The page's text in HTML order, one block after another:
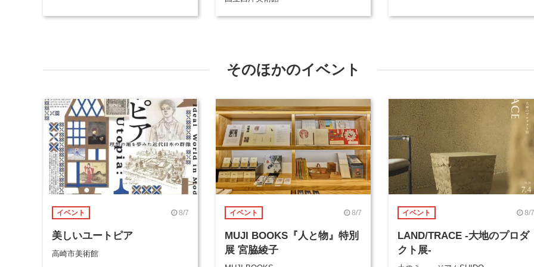
そのほかのイベント
イベント 8/7
美しいユートピア
高崎市美術館
イベント 8/7
MUJI BOOKS『人と物』特別
展 宮脇綾子
イベント 8/7
LAND/TRACE -大地のプロダ
クト展-